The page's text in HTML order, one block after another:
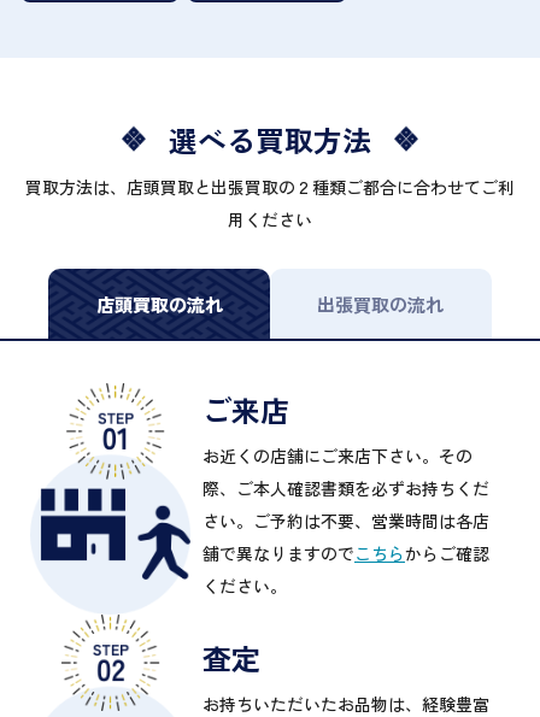
選べる買取方法
買取方法は、店頭買取と出張買取の２種類ご都合に合わせてご利
用ください
店頭買取の流れ 出張買取の流れ
ご来店
お近くの店舗にご来店下さい。その
際、ご本人確認書類を必ずお持ちくだ
さい。ご予約は不要、営業時間は各店
舗で異なりますのでこちらからご確認
ください。
査定
お持ちいただいたお品物は、経験豊富